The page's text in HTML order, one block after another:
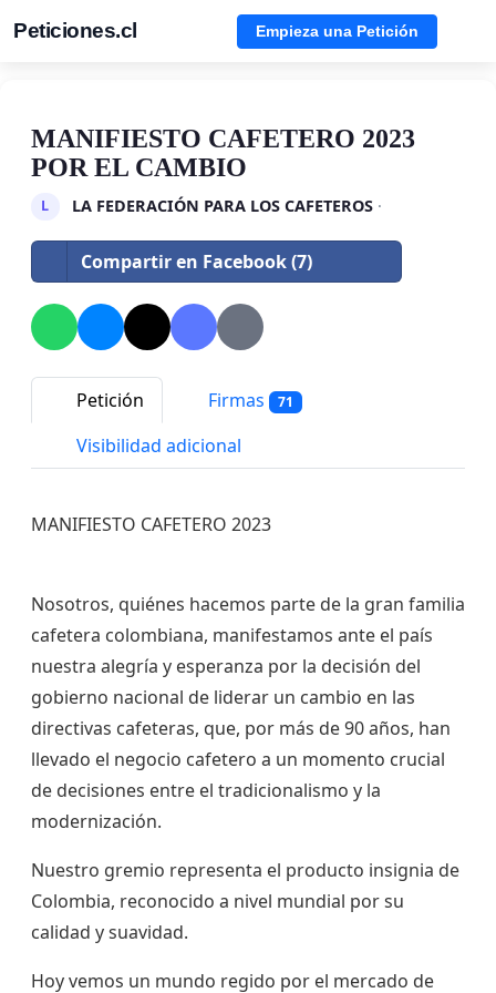
Peticiones.cl Empieza una Petición
MANIFIESTO CAFETERO 2023
POR EL CAMBIO
L LA FEDERACIÓN PARA LOS CAFETEROS·
Compartir en Facebook (7)
Petición Firmas 71
Visibilidad adicional
MANIFIESTO CAFETERO 2023
Nosotros, quiénes hacemos parte de la gran familia
cafetera colombiana, manifestamos ante el país
nuestra alegría y esperanza por la decisión del
gobierno nacional de liderar un cambio en las
directivas cafeteras, que, por más de 90 años, han
llevado el negocio cafetero a un momento crucial
de decisiones entre el tradicionalismo y la
modernización.
Nuestro gremio representa el producto insignia de
Colombia, reconocido a nivel mundial por su
calidad y suavidad.
Hoy vemos un mundo regido por el mercado de